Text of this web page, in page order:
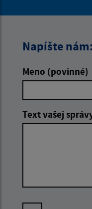
Napíšte nám:
Meno (povinné)
Text vašej